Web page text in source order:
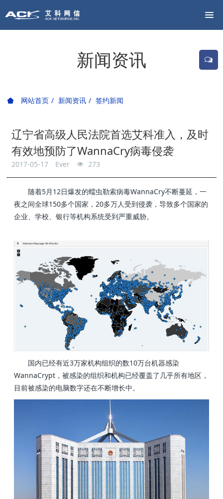
新闻资讯
网站首页 新闻资讯 签约新闻
辽宁省高级人民法院首选艾科准入，及时
有效地预防了WannaCry病毒侵袭
2017-05-17 Ever 273
随着5月12日爆发的蠕虫勒索病毒WannaCry不断蔓延，一
夜之间全球150多个国家，20多万人受到侵袭，导致多个国家的
企业、学校、银行等机构系统受到严重威胁。
国内已经有近3万家机构组织的数10万台机器感染
WannaCrypt，被感染的组织和机构已经覆盖了几乎所有地区，
目前被感染的电脑数字还在不断增长中。